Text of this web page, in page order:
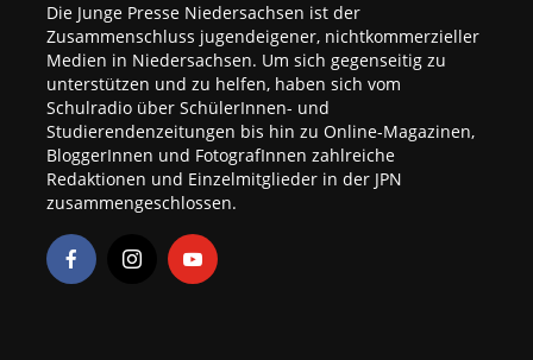
Die Junge Presse Niedersachsen ist der
Zusammenschluss jugendeigener, nichtkommerzieller
Medien in Niedersachsen. Um sich gegenseitig zu
unterstützen und zu helfen, haben sich vom
Schulradio über SchülerInnen- und
Studierendenzeitungen bis hin zu Online-Magazinen,
BloggerInnen und FotografInnen zahlreiche
Redaktionen und Einzelmitglieder in der JPN
zusammengeschlossen.